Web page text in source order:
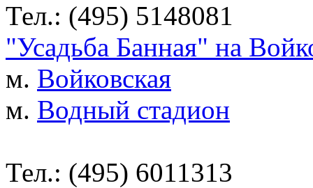
Тел.: (495) 5148081
"Усадьба Банная" на
м. Войковская
м. Водный стадион
Тел.: (495) 6011313